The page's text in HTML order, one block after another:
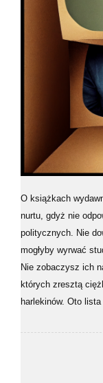
O książkach
nurtu, gdyż nie
politycznych. Nie
mogłyby wyrwać
Nie zobaczysz ich
których zresztą
harlekinów. Oto